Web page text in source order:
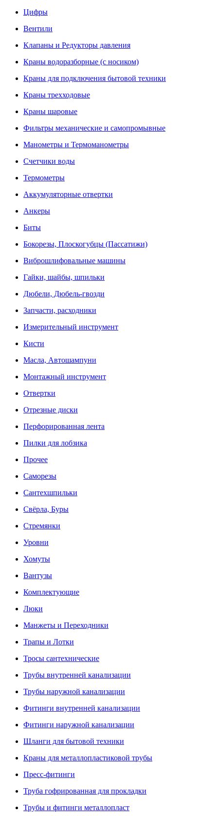
Цифры
Вентили
Клапаны и Редукторы давления
Краны водоразборные (с носиком)
Краны для подключения бытовой техники
Краны трехходовые
Краны шаровые
Фильтры механические и самопромывные
Манометры и Термоманометры
Счетчики воды
Термометры
Аккумуляторные отвертки
Анкеры
Биты
Бокорезы, Плоскогубцы (Пассатижи)
Виброшлифовальные машины
Гайки, шайбы, шпильки
Дюбели, Дюбель-гвозди
Запчасти, расходники
Измерительный инструмент
Кисти
Масла, Автошампуни
Монтажный инструмент
Отвертки
Отрезные диски
Перфорированная лента
Пилки для лобзика
Прочее
Саморезы
Сантехшпильки
Свёрла, Буры
Стремянки
Уровни
Хомуты
Вантузы
Комплектующие
Люки
Манжеты и Переходники
Трапы и Лотки
Тросы сантехнические
Трубы внутренней канализации
Трубы наружной канализации
Фитинги внутренней канализации
Фитинги наружной канализации
Шланги для бытовой техники
Краны для металлопластиковой трубы
Пресс-фитинги
Труба гофрированная для прокладки
Трубы и фитинги металлопласт